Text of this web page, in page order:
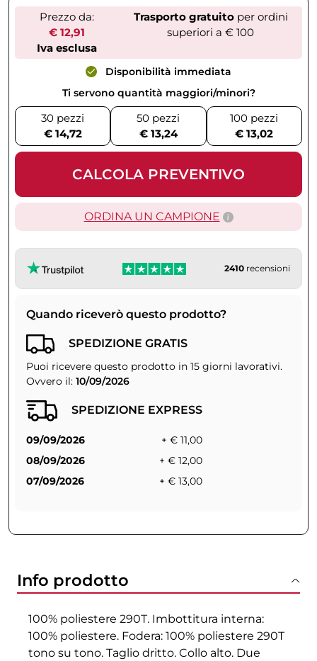
Prezzo da:
€ 12,91
Iva esclusa
Trasporto gratuitoper ordini
superiori a € 100
Disponibilità immediata
Ti servono quantità maggiori/minori?
30 pezzi
€ 14,72
50 pezzi
€ 13,24
100 pezzi
€ 13,02
CALCOLA PREVENTIVO
ORDINA UN CAMPIONE
2410 recensioni
Quando riceverò questo prodotto?
SPEDIZIONE GRATIS
Puoi ricevere questo prodotto in 15 giorni lavorativi.
Ovvero il: 10/09/2026
SPEDIZIONE EXPRESS
09/09/2026
+ € 11,00
08/09/2026
+ € 12,00
07/09/2026
+ € 13,00
Info prodotto
100% poliestere 290T. Imbottitura interna:
100% poliestere. Fodera: 100% poliestere 290T
tono su tono. Taglio dritto. Collo alto. Due